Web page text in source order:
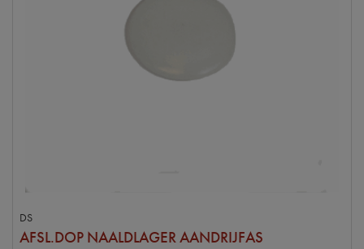
DS
AFSL.DOP NAALDLAGER AANDRIJFAS